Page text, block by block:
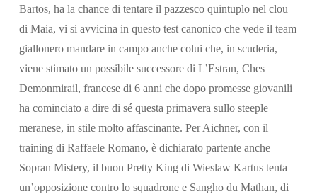
Bartos, ha la chance di tentare il pazzesco quintuplo nel clou
di Maia, vi si avvicina in questo test canonico che vede il team
giallonero mandare in campo anche colui che, in scuderia,
viene stimato un possibile successore di L’Estran, Ches
Demonmirail, francese di 6 anni che dopo promesse giovanili
ha cominciato a dire di sé questa primavera sullo steeple
meranese, in stile molto affascinante. Per Aichner, con il
training di Raffaele Romano, è dichiarato partente anche
Sopran Mistery, il buon Pretty King di Wieslaw Kartus tenta
un’opposizione contro lo squadrone e Sangho du Mathan, di